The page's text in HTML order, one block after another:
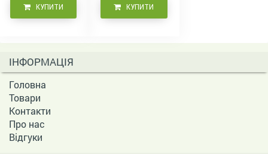
КУПИТИ КУПИТИ
ІНФОРМАЦІЯ
Головна
Товари
Контакти
Про нас
Відгуки